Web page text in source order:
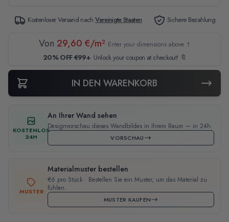
Kostenloser Versand nachVereinigte Staaten Sichere Bezahlung
Von 29,60 €/m² Enter your dimensions above ↑
20% OFF €99+ Unlock your coupon at checkout! 🔖
IN DEN WARENKORB
KOSTENLOS
24H
An Ihrer Wand sehen
Designvorschau dieses Wandbildes in Ihrem Raum — in 24h.
VORSCHAU
MUSTER
Materialmuster bestellen
€6 pro Stück · Bestellen Sie ein Muster, um das Material zu
fühlen.
MUSTER KAUFEN